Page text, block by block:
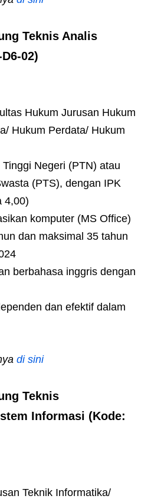
Teknis Analis
02)
Hukum Jurusan Hukum
Hukum Perdata/ Hukum
Negeri (PTN) atau
(PTS), dengan IPK
4,00)
komputer (MS Office)
dan maksimal 35 tahun
berbahasa inggris dengan
dan efektif dalam
di sini
Teknis
Informasi (Kode:
Teknik Informatika/